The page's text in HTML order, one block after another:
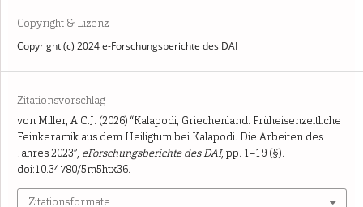
Copyright & Lizenz
Copyright (c) 2024 e-Forschungsberichte des DAI
Zitationsvorschlag
von Miller, A.C.J. (2026) “Kalapodi, Griechenland. Früheisenzeitliche
Feinkeramik aus dem Heiligtum bei Kalapodi. Die Arbeiten des
Jahres 2023”, eForschungsberichte des DAI, pp. 1–19 (§).
doi:10.34780/5m5htx36.
Zitationsformate